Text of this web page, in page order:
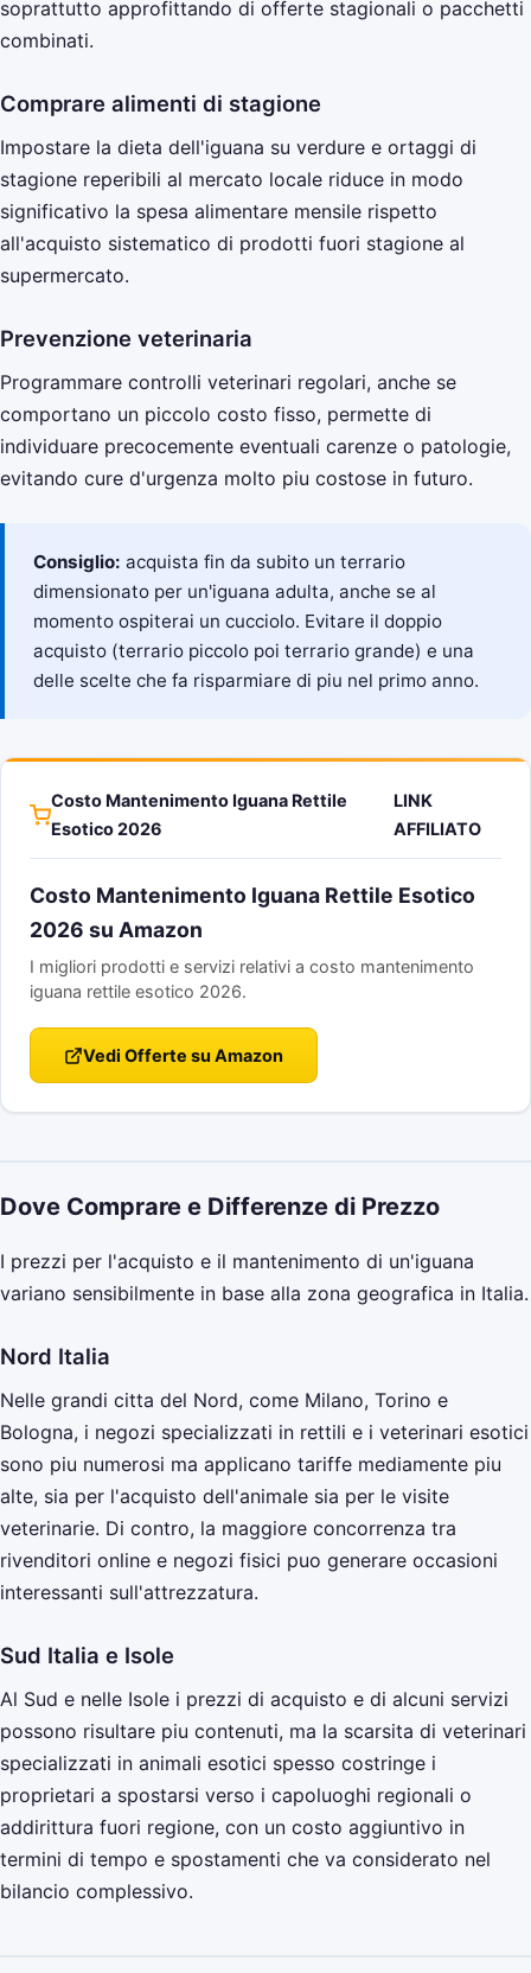
soprattutto approfittando di offerte stagionali o pacchetti
combinati.
Comprare alimenti di stagione
Impostare la dieta dell'iguana su verdure e ortaggi di
stagione reperibili al mercato locale riduce in modo
significativo la spesa alimentare mensile rispetto
all'acquisto sistematico di prodotti fuori stagione al
supermercato.
Prevenzione veterinaria
Programmare controlli veterinari regolari, anche se
comportano un piccolo costo fisso, permette di
individuare precocemente eventuali carenze o patologie,
evitando cure d'urgenza molto piu costose in futuro.
Consiglio: acquista fin da subito un terrario
dimensionato per un'iguana adulta, anche se al
momento ospiterai un cucciolo. Evitare il doppio
acquisto (terrario piccolo poi terrario grande) e una
delle scelte che fa risparmiare di piu nel primo anno.
Costo Mantenimento Iguana Rettile
Esotico 2026
LINK
AFFILIATO
Costo Mantenimento Iguana Rettile Esotico
2026 su Amazon
I migliori prodotti e servizi relativi a costo mantenimento
iguana rettile esotico 2026.
Vedi Offerte su Amazon
Dove Comprare e Differenze di Prezzo
I prezzi per l'acquisto e il mantenimento di un'iguana
variano sensibilmente in base alla zona geografica in Italia.
Nord Italia
Nelle grandi citta del Nord, come Milano, Torino e
Bologna, i negozi specializzati in rettili e i veterinari esotici
sono piu numerosi ma applicano tariffe mediamente piu
alte, sia per l'acquisto dell'animale sia per le visite
veterinarie. Di contro, la maggiore concorrenza tra
rivenditori online e negozi fisici puo generare occasioni
interessanti sull'attrezzatura.
Sud Italia e Isole
Al Sud e nelle Isole i prezzi di acquisto e di alcuni servizi
possono risultare piu contenuti, ma la scarsita di veterinari
specializzati in animali esotici spesso costringe i
proprietari a spostarsi verso i capoluoghi regionali o
addirittura fuori regione, con un costo aggiuntivo in
termini di tempo e spostamenti che va considerato nel
bilancio complessivo.